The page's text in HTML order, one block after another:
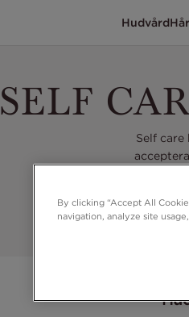
Hudvård
SELF
Self
By clicking “Accept All
navigation, analyze site